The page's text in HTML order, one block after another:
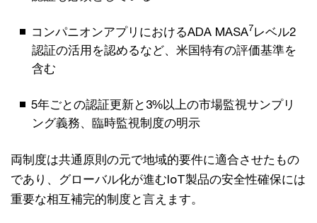
コンパニオンアプリにおけるADA MASA7レベル2
認証の活用を認めるなど、米国特有の評価基準を
含む
5年ごとの認証更新と3%以上の市場監視サンプリ
ング義務、臨時監視制度の明示
両制度は共通原則の元で地域的要件に適合させたもの
であり、グローバル化が進むIoT製品の安全性確保には
重要な相互補完的制度と言えます。